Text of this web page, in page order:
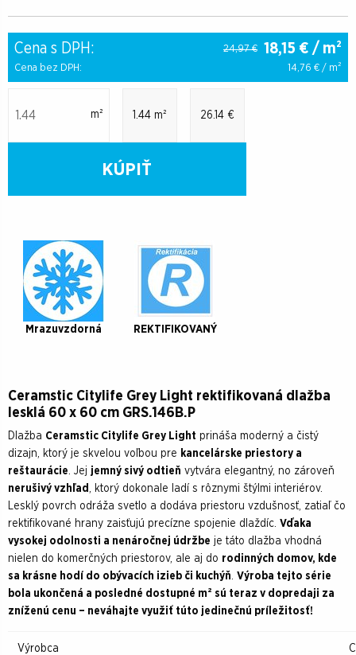
Cena s DPH: 18,15 € / m²
24,97 €
Cena bez DPH:
14,76 € / m²
m² 1.44 m² 26.14 €
KÚPIŤ
Mrazuvzdorná REKTIFIKOVANÝ
Ceramstic Citylife Grey Light rektifikovaná dlažba
lesklá 60 x 60 cm GRS.146B.P
Dlažba Ceramstic Citylife Grey Light prináša moderný a čistý
dizajn, ktorý je skvelou voľbou pre kancelárske priestory a
reštaurácie . Jej jemný sivý odtieň vytvára elegantný, no zároveň
nerušivý vzhľad
, ktorý dokonale ladí s rôznymi štýlmi interiérov.
Lesklý povrch odráža svetlo a dodáva priestoru vzdušnosť, zatiaľ čo
rektifikované hrany zaisťujú precízne spojenie dlaždíc. Vďaka
vysokej odolnosti a nenáročnej údržbe je táto dlažba vhodná
nielen do komerčných priestorov, ale aj do rodinných domov, kde
sa krásne hodí do obývacích izieb či kuchýň Výroba tejto série
bola ukončená a posledné dostupné m² sú teraz v dopredaji za
zníženú cenu – neváhajte využiť túto jedinečnú príležitosť!
Výrobca